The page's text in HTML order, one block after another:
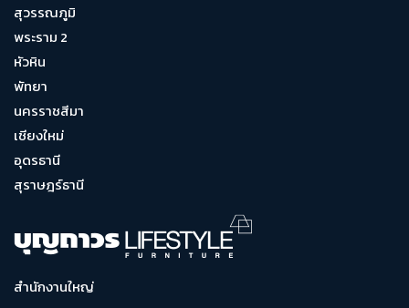
สุวรรณภูมิ
พระราม 2
หัวหิน
พัทยา
นครราชสีมา
เชียงใหม่
อุดรธานี
สุราษฎร์ธานี
สำนักงานใหญ่